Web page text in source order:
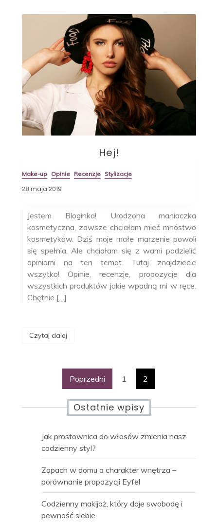
Hej!
Make-up Opinie Recenzje Stylizacje
28 maja 2019
Jestem Bloginka! Urodzona maniaczka
kosmetyczna, zawsze chciałam mieć mnóstwo
kosmetyków. Dziś moje małe marzenie powoli
się spełnia. Ale chciałam się z wami podzielić
opiniami na ten temat. Tutaj znajdziecie
wszytko! Opinie, recenzje, propozycje dla
wszystkich produktów jakie wpadną mi w ręce.
Chętnie […]
Czytaj dalej
wpisów
Poprzedni 1 2
Ostatnie wpisy
Jak prostownica do włosów zmienia nasz
codzienny styl?
Zapach w domu a charakter wnętrza –
porównanie propozycji Eyfel
Codzienny makijaż, który daje swobodę i
pewność siebie